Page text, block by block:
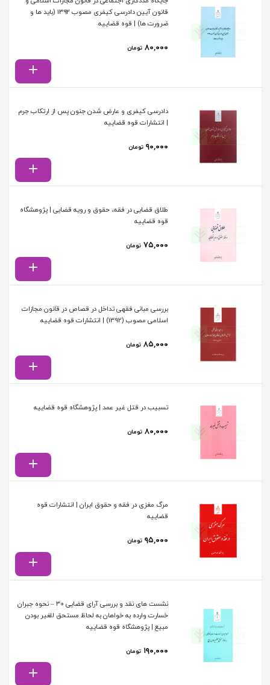
قانون آیین دادرسی کیفری مصوب ۱۳۹۲ (باید ها و
ضرورت ها) | قوه قضاییه
۸۰,۰۰۰ تومان
دادرسی کیفری و عارض شدن جنون پس از ارتکاب جرم
| انتشارات قوه قضاییه
۹۰,۰۰۰ تومان
طلاق قضایی در فقه، حقوق و رویه قضایی | پژوهشگاه
قوه قضاییه
۷۵,۰۰۰ تومان
بررسی مبانی فقهی تداخل در قصاص در قانون مجازات
اسلامی مصوب (1392) | انتشارات قوه قضاییه
۸۵,۰۰۰ تومان
تسبیب در قتل غیر عمد | پژوهشگاه قوه قضاییه
۸۰,۰۰۰ تومان
مرگ مغزی در فقه و حقوق ایران | انتشارات قوه
قضاییه
۹۵,۰۰۰ تومان
نشست های نقد و بررسی آرای قضایی 30 – نحوه جبران
خسارت وارده به خواهان به لحاظ مستحق للغیر بودن
مبیع | پژوهشگاه قوه قضاییه
۱۹۰,۰۰۰ تومان